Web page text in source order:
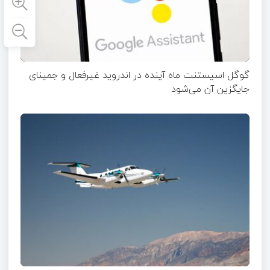
گوگل اسیستنت ماه آینده در اندروید غیرفعال و جمینای
جایگزین آن می‌شود